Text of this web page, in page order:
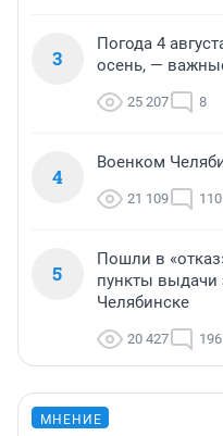
3
Погода 4
осень, —
25 207 8
4
Военком
21 109 110
5
Пошли в
пункты выдачи
Челябинске
20 427 196
МНЕНИЕ